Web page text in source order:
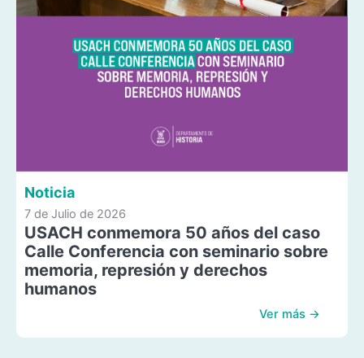
Noticia
7 de Julio de 2026
USACH conmemora 50 años del caso
Calle Conferencia con seminario sobre
memoria, represión y derechos
humanos
Ver más →